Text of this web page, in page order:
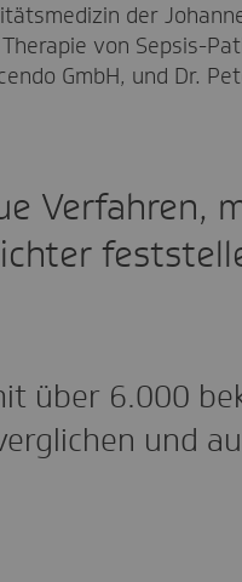
der
von Sepsis-
GmbH, und Dr.
Verfahren,
über 6.000
und